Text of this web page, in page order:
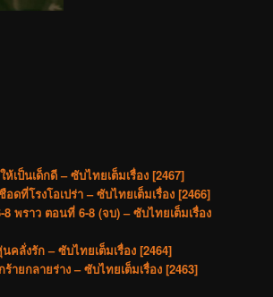
ห้เป็นเด็กดี – ซับไทยเต็มเรื่อง [2467]
อดที่โรงโอเปร่า – ซับไทยเต็มเรื่อง [2466]
8 พราว ตอนที่ 6-8 (จบ) – ซับไทยเต็มเรื่อง
คลั่งรัก – ซับไทยเต็มเรื่อง [2464]
ายกลายร่าง – ซับไทยเต็มเรื่อง [2463]